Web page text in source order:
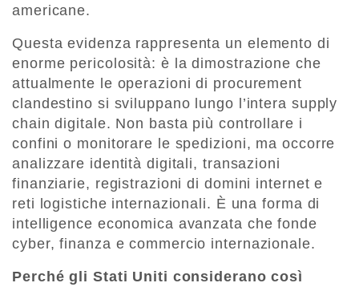
americane.
Questa evidenza rappresenta un elemento di
enorme pericolosità: è la dimostrazione che
attualmente le operazioni di procurement
clandestino si sviluppano lungo l’intera supply
chain digitale. Non basta più controllare i
confini o monitorare le spedizioni, ma occorre
analizzare identità digitali, transazioni
finanziarie, registrazioni di domini internet e
reti logistiche internazionali. È una forma di
intelligence economica avanzata che fonde
cyber, finanza e commercio internazionale.
Perché gli Stati Uniti considerano così